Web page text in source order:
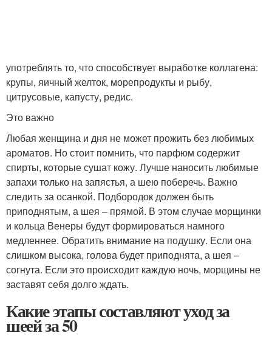
употреблять то, что способствует выработке коллагена:
крупы, яичный желток, морепродукты и рыбу,
цитрусовые, капусту, редис.
Это важно
Любая женщина и дня не может прожить без любимых
ароматов. Но стоит помнить, что парфюм содержит
спирты, которые сушат кожу. Лучше наносить любимые
запахи только на запястья, а шею поберечь. Важно
следить за осанкой. Подбородок должен быть
приподнятым, а шея – прямой. В этом случае морщинки
и кольца Венеры будут формироваться намного
медленнее. Обратить внимание на подушку. Если она
слишком высока, голова будет приподнята, а шея –
согнута. Если это происходит каждую ночь, морщины не
заставят себя долго ждать.
Какие этапы составляют уход за
шеей за 50